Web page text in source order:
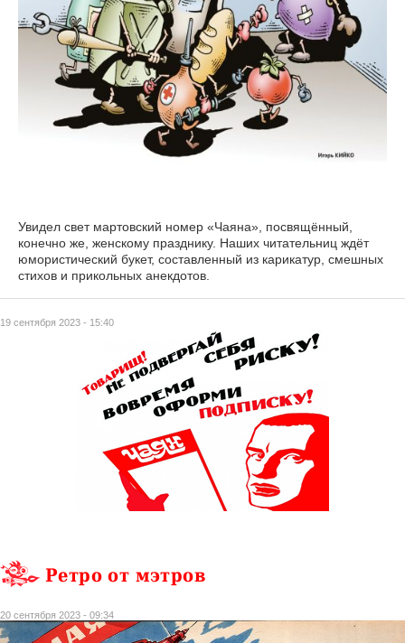
19 сентября 2023 - 15:40
Увидел свет мартовский номер «Чаяна», посвящённый,
конечно же, женскому празднику. Наших читательниц ждёт
юмористический букет, составленный из карикатур, смешных
стихов и прикольных анекдотов.
Ретро от мэтров
20 сентября 2023 - 09:34